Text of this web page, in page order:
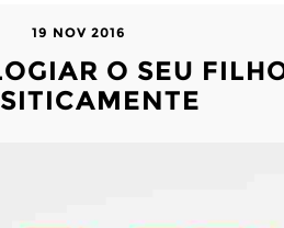
19 NOV 2016
O SEU